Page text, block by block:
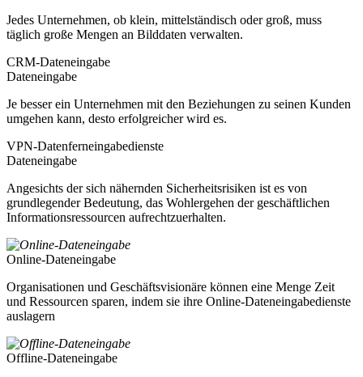
Jedes Unternehmen, ob klein, mittelständisch oder groß, muss
täglich große Mengen an Bilddaten verwalten.
CRM-Dateneingabe
Dateneingabe
Je besser ein Unternehmen mit den Beziehungen zu seinen Kunden
umgehen kann, desto erfolgreicher wird es.
VPN-Datenferneingabedienste
Dateneingabe
Angesichts der sich nähernden Sicherheitsrisiken ist es von
grundlegender Bedeutung, das Wohlergehen der geschäftlichen
Informationsressourcen aufrechtzuerhalten.
Online-Dateneingabe
Organisationen und Geschäftsvisionäre können eine Menge Zeit
und Ressourcen sparen, indem sie ihre Online-Dateneingabedienste
auslagern
Offline-Dateneingabe